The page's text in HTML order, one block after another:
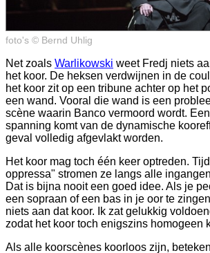
foto's © Bernd Uhlig
Net zoals Warlikowski weet Fredj niets
het koor. De heksen verdwijnen in de
het koor zit op een tribune achter op het
een wand. Vooral die wand is een
scène waarin Banco vermoord wordt.
spanning komt van de dynamische
geval volledig afgevlakt worden.
Het koor mag toch één keer optreden.
oppressa" stromen ze langs alle
Dat is bijna nooit een goed idee. Als je
een sopraan of een bas in je oor te
niets aan dat koor. Ik zat gelukkig
zodat het koor toch enigszins homogeen
Als alle koorscènes koorloos zijn,